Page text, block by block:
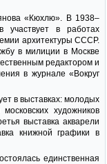
«Кюхлю». В 1938–
в работах
архитектуры СССР.
в милиции в Москве
редактором и
в журнале «Вокруг
в выставках: молодых
художников
выставка акварели
книжной графики в
единственная